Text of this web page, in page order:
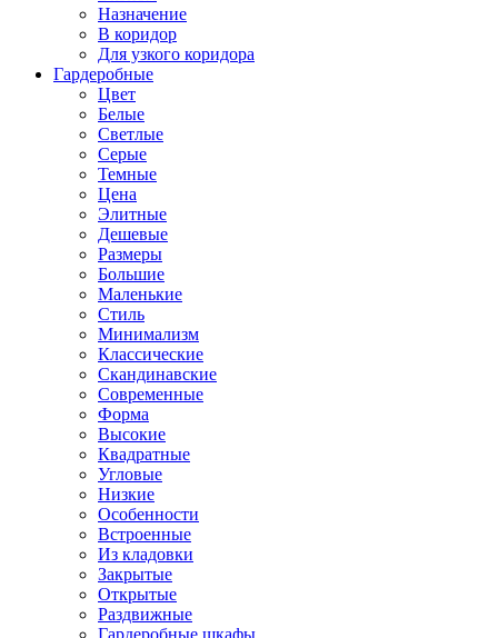
Назначение
В коридор
Для узкого коридора
Гардеробные
Цвет
Белые
Светлые
Серые
Темные
Цена
Элитные
Дешевые
Размеры
Большие
Маленькие
Стиль
Минимализм
Классические
Скандинавские
Современные
Форма
Высокие
Квадратные
Угловые
Низкие
Особенности
Встроенные
Из кладовки
Закрытые
Открытые
Раздвижные
Гардеробные шкафы